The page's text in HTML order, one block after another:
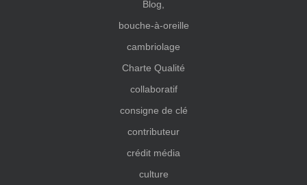
Blog,
bouche-à-oreille
cambriolage
Charte Qualité
collaboratif
consigne de clé
contributeur
crédit média
culture